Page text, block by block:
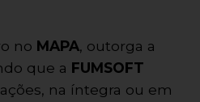
no MAPA, outorga a
que a FUMSOFT
na íntegra ou em